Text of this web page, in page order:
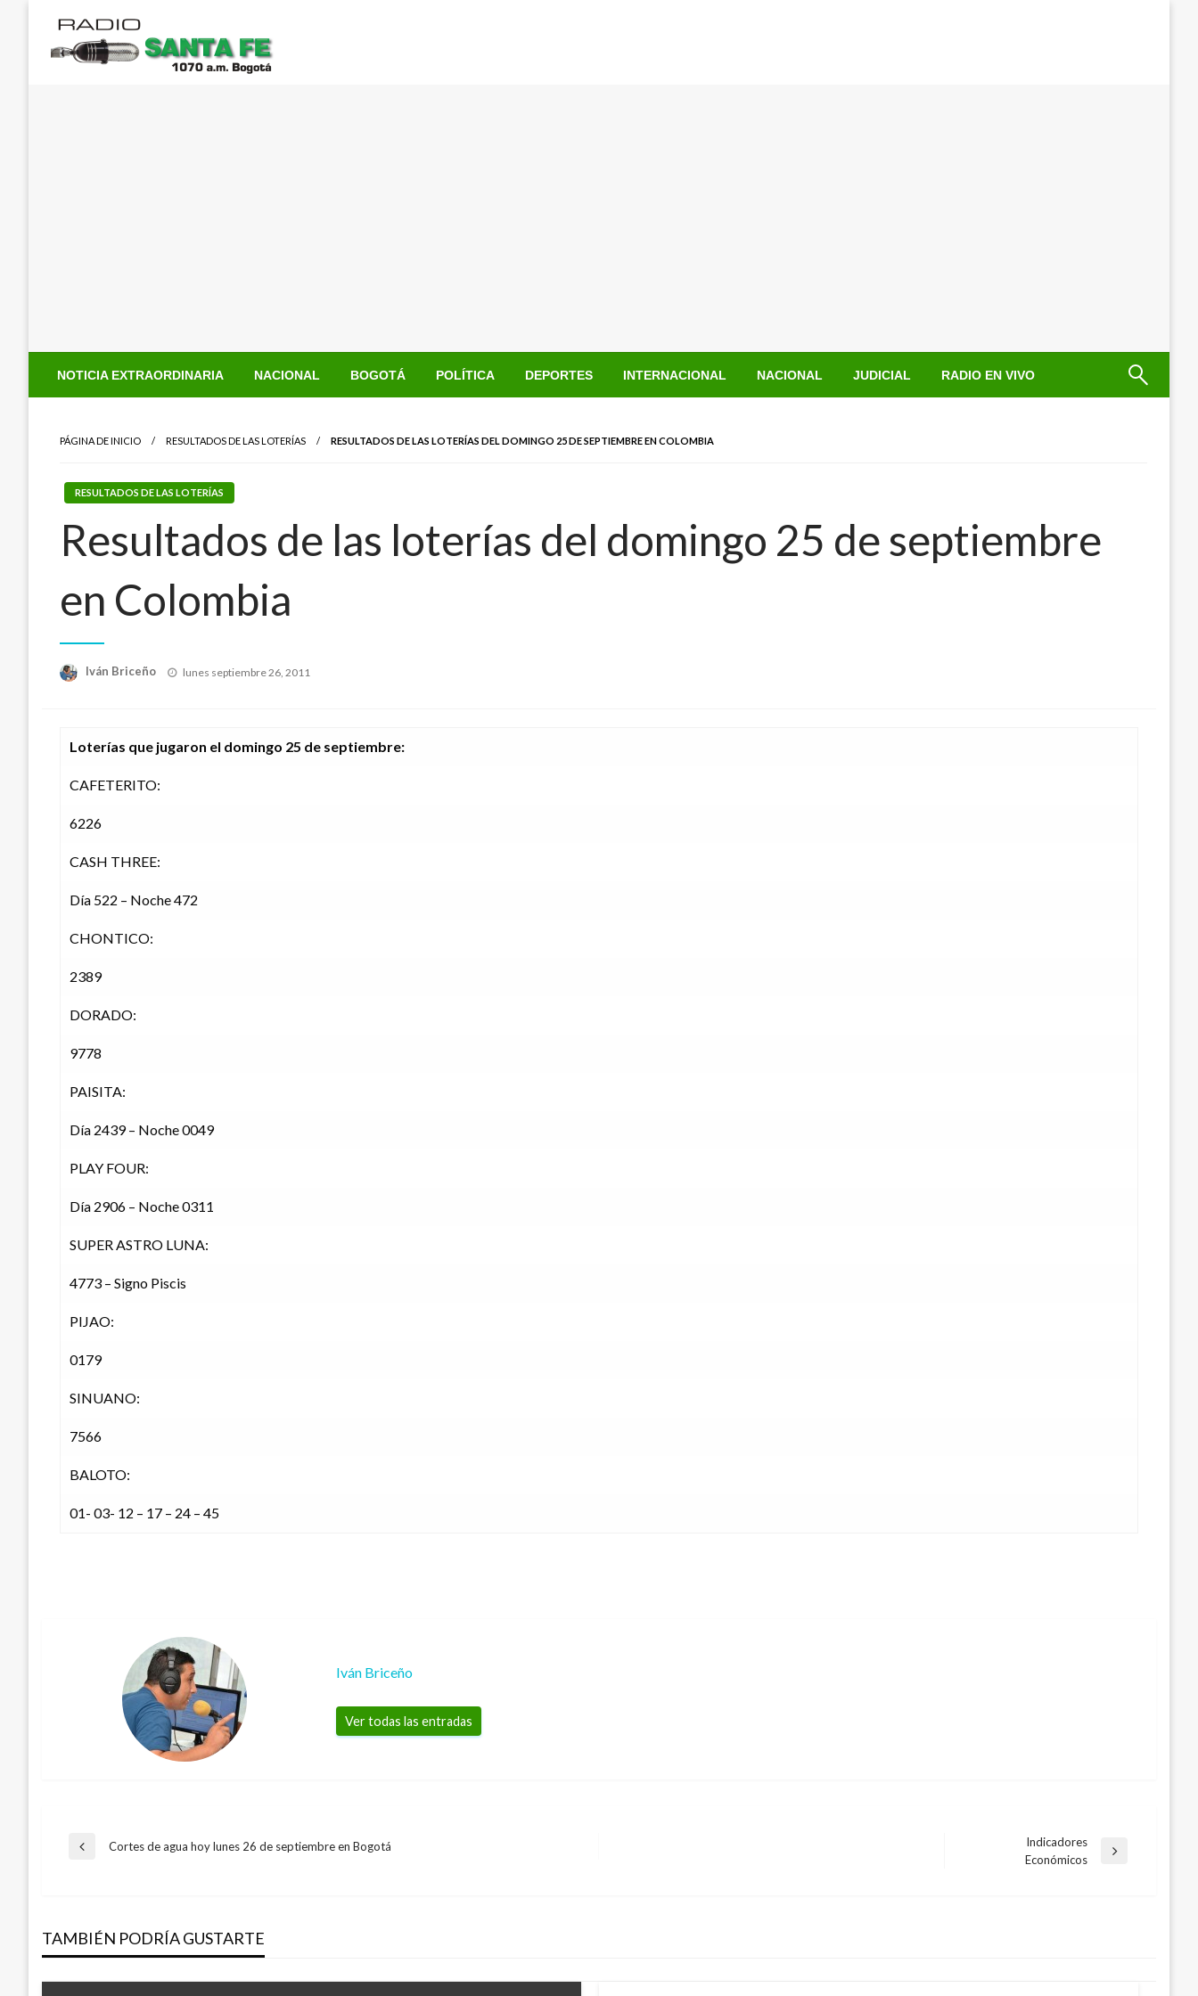
contenido
NOTICIA EXTRAORDINARIA NACIONAL BOGOTÁ POLÍTICA DEPORTES INTERNACIONAL NACIONAL JUDICIAL RADIO EN VIVO
PÁGINA DE INICIO RESULTADOS DE LAS LOTERÍAS RESULTADOS DE LAS LOTERÍAS DEL DOMINGO 25 DE SEPTIEMBRE EN COLOMBIA
RESULTADOS DE LAS LOTERÍAS
Resultados de las loterías del domingo 25 de septiembre
en Colombia
Iván Briceño
Publicado
lunes septiembre 26, 2011
Loterías que jugaron el domingo 25 de septiembre:
CAFETERITO:
6226
CASH THREE:
Día 522 – Noche 472
CHONTICO:
2389
DORADO:
9778
PAISITA:
Día 2439 – Noche 0049
PLAY FOUR:
Día 2906 – Noche 0311
SUPER ASTRO LUNA:
4773 – Signo Piscis
PIJAO:
0179
SINUANO:
7566
BALOTO:
01- 03- 12 – 17 – 24 – 45
Iván Briceño
Ver todas las entradas
Navegación
entradas
Entrada
Cortes de agua hoy lunes 26 de septiembre en Bogotá
Indicadores
Económicos
TAMBIÉN PODRÍA GUSTARTE